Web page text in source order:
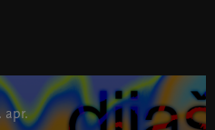
apr.